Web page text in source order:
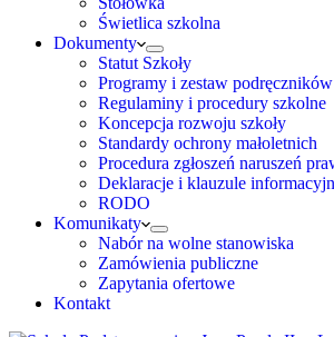
Świetlica szkolna
Dokumenty
Statut Szkoły
Programy i zestaw podręczników
Regulaminy i procedury szkolne
Koncepcja rozwoju szkoły
Standardy ochrony małoletnich
Procedura zgłoszeń naruszeń
Deklaracje i klauzule
RODO
Komunikaty
Nabór na wolne stanowiska
Zamówienia publiczne
Zapytania ofertowe
Kontakt